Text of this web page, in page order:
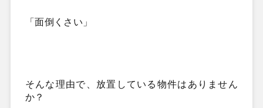
「面倒くさい」
そんな理由で、放置している物件はありません
か？